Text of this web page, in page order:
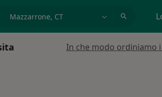
In che modo ordiniamo